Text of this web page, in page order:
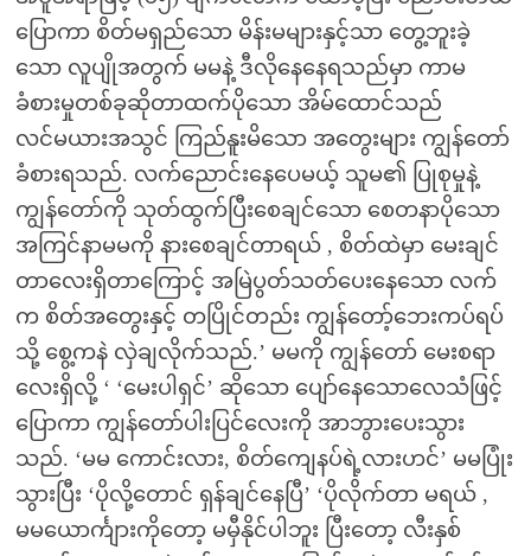
ပြောကာ စိတ်မရှည်သော မိန်းမများနှင့်သာ တွေ့ဘူးခဲ့
သော လူပျိုအတွက် မမနဲ့ ဒီလိုနေနေရသည်မှာ ကာမ
ခံစားမှုတစ်ခုဆိုတာထက်ပိုသော အိမ်ထောင်သည်
လင်မယားအသွင် ကြည်နူးမိသော အတွေးများ ကျွန်တော်
ခံစားရသည်. လက်ညောင်းနေပေမယ့် သူမ၏ ပြုစုမှုနဲ့
ကျွန်တော်ကို သုတ်ထွက်ပြီးစေချင်သော စေတနာပိုသော
အကြင်နာမမကို နားစေချင်တာရယ် , စိတ်ထဲမှာ မေးချင်
တာလေးရှိတာကြောင့် အမြဲပွတ်သတ်ပေးနေသော လက်
က စိတ်အတွေးနှင့် တပြိုင်တည်း ကျွန်တော့်ဘေးကပ်ရပ်
သို့ စွေ့ကနဲ လှဲချလိုက်သည်.’ မမကို ကျွန်တော် မေးစရာ
လေးရှိလို့ ‘ ‘မေးပါရှင်’ ဆိုသော ပျော်နေသောလေသံဖြင့်
ပြောကာ ကျွန်တော်ပါးပြင်လေးကို အာဘွားပေးသွား
သည်. ‘မမ ကောင်းလား, စိတ်ကျေနပ်ရဲ့လားဟင်’ မမပြုံး
သွားပြီး ‘ပိုလို့တောင် ရှန်ချင်နေပြီ’ ‘ပိုလိုက်တာ မရယ် ,
မမယောင်္ကျားကိုတော့ မမှီနိုင်ပါဘူး ပြီးတော့ လီးနှစ်